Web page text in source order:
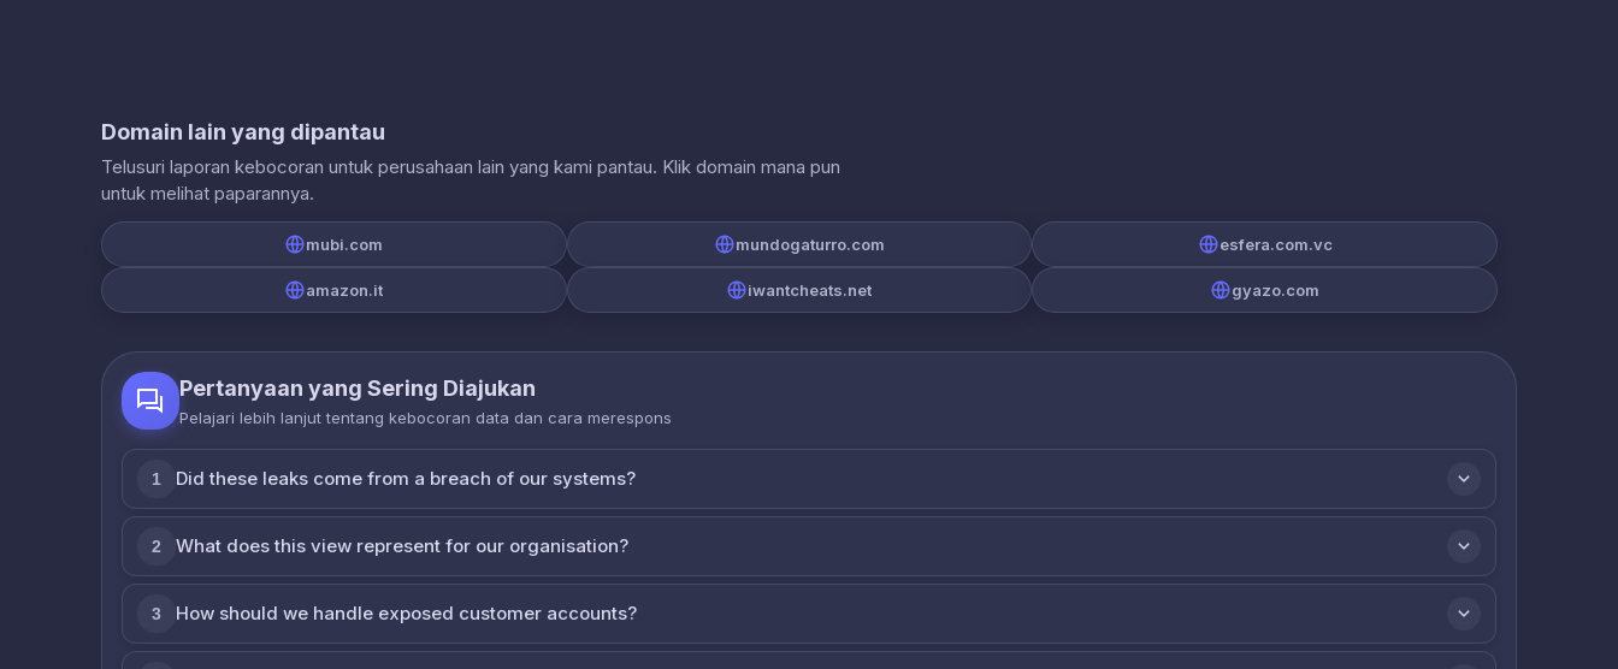
Domain lain yang dipantau
Telusuri laporan kebocoran untuk perusahaan lain yang kami pantau. Klik domain mana pun
untuk melihat paparannya.
mubi.com mundogaturro.com esfera.com.vc
amazon.it iwantcheats.net gyazo.com
Pertanyaan yang Sering Diajukan
Pelajari lebih lanjut tentang kebocoran data dan cara merespons
1 Did these leaks come from a breach of our systems?
2 What does this view represent for our organisation?
3 How should we handle exposed customer accounts?